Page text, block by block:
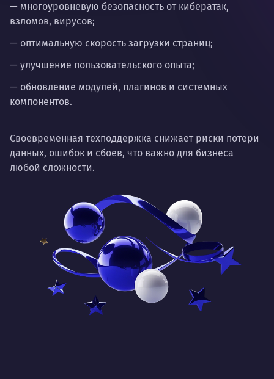
— многоуровневую безопасность от кибератак,
взломов, вирусов;
— оптимальную скорость загрузки страниц;
— улучшение пользовательского опыта;
— обновление модулей, плагинов и системных
компонентов.
Своевременная техподдержка снижает риски потери
данных, ошибок и сбоев, что важно для бизнеса
любой сложности.